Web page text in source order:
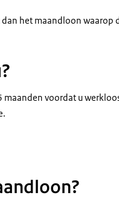
het maandloon waarop
voordat u